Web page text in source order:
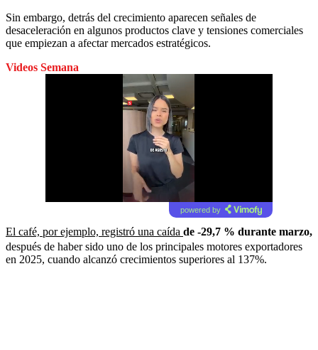
Sin embargo, detrás del crecimiento aparecen señales de
desaceleración en algunos productos clave y tensiones comerciales
que empiezan a afectar mercados estratégicos.
Videos Semana
powered by
El café, por ejemplo, registró una caída de -29,7 % durante marzo,
después de haber sido uno de los principales motores exportadores
en 2025, cuando alcanzó crecimientos superiores al 137%.